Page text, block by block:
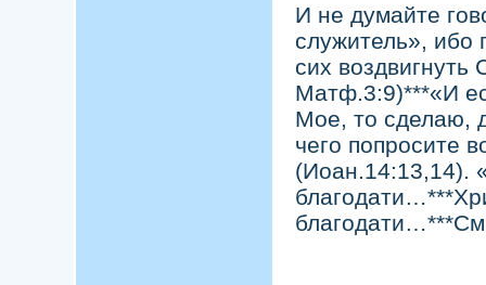
И не думайте
служитель», ибо
сих
Матф.3:9)***«И
Мое, то сделаю,
чего попросите
(Иоан.14:13,14).